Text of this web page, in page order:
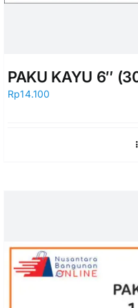
PAKU KAYU 6″
Rp14.100